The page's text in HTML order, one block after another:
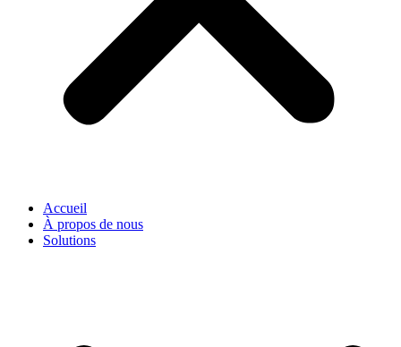
Accueil
À propos de nous
Solutions